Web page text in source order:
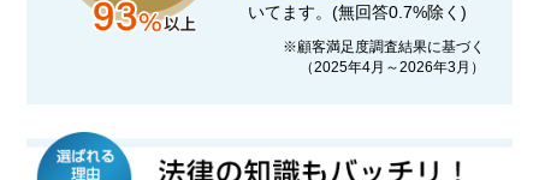
いてます。(無回答0.7%除く)
※顧客満足度調査結果に基づく
（2025年4月～2026年3月）